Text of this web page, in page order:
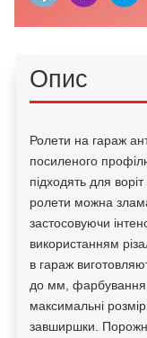
Опис
Ролети на гараж
посиленого
підходять для
ролети можна
застосовуючи
використанням
в гараж
до мм, фарбування
максимальні
завширшки.